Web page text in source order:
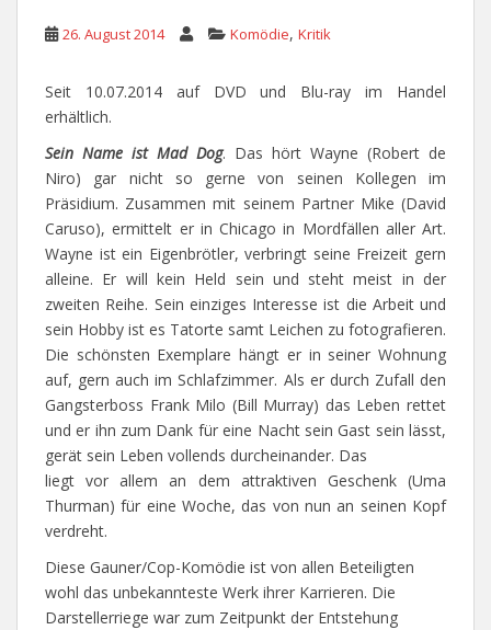
26. August 2014 Komödie, Kritik
Seit 10.07.2014 auf DVD und Blu-ray im Handel
erhältlich.
Sein Name ist Mad Dog. Das hört Wayne (Robert de
Niro) gar nicht so gerne von seinen Kollegen im
Präsidium. Zusammen mit seinem Partner Mike (David
Caruso), ermittelt er in Chicago in Mordfällen aller Art.
Wayne ist ein Eigenbrötler, verbringt seine Freizeit gern
alleine. Er will kein Held sein und steht meist in der
zweiten Reihe. Sein einziges Interesse ist die Arbeit und
sein Hobby ist es Tatorte samt Leichen zu fotografieren.
Die schönsten Exemplare hängt er in seiner Wohnung
auf, gern auch im Schlafzimmer. Als er durch Zufall den
Gangsterboss Frank Milo (Bill Murray) das Leben rettet
und er ihn zum Dank für eine Nacht sein Gast sein lässt,
gerät sein Leben vollends durcheinander. Das
liegt vor allem an dem attraktiven Geschenk (Uma
Thurman) für eine Woche, das von nun an seinen Kopf
verdreht.
Diese Gauner/Cop-Komödie ist von allen Beteiligten
wohl das unbekannteste Werk ihrer Karrieren. Die
Darstellerriege war zum Zeitpunkt der Entstehung